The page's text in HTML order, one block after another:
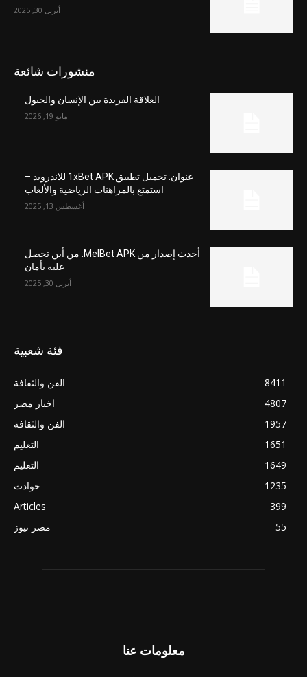
أبريل 30, 2025
منشورات شائعة
العلاقة الفريدة بين الإنسان والخيول
مايو 19, 2026
عنوان: تحميل تطبيق 1xBet APK للاندرويد –
استمتع بالمراهنات الرياضية والألعاب
أغسطس 13, 2025
أحدث إصدار من MelBet APK: من أين تحصل
عليه بأمان
أبريل 30, 2025
فئة شعبية
الفن والثقافة
8411
اخبار مصر
4807
الفن والثقافة
1957
التعليم
1651
التعليم
1649
حوادث
1235
Articles
399
مصر نيوز
55
معلومات عنا